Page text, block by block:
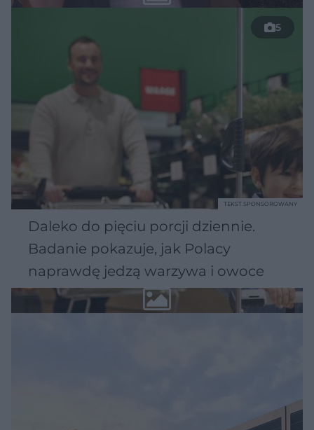
5
Daleko do pięciu porcji dziennie.
Badanie pokazuje, jak Polacy
naprawdę jedzą warzywa i owoce
TEKST SPONSOROWANY